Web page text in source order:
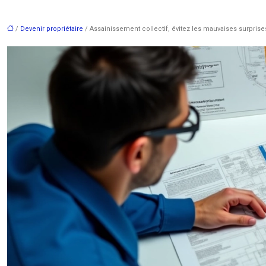
/ Devenir propriétaire / Assainissement collectif, évitez les mauvaises